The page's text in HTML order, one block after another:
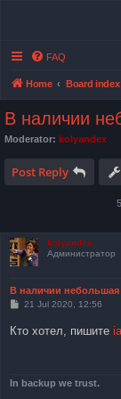
FAQ
Home Board index
В наличии
Moderator: kolyandex
Post Reply
kolyandex
Администратор
В наличии небольшая
P
t
21 Jul 2020, 12:56
Кто хотел, пишите
In backup we trust.